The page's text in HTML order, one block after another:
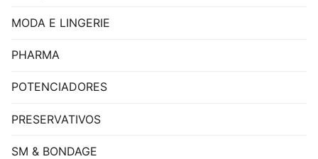
MODA E LINGERIE
PHARMA
POTENCIADORES
PRESERVATIVOS
SM & BONDAGE